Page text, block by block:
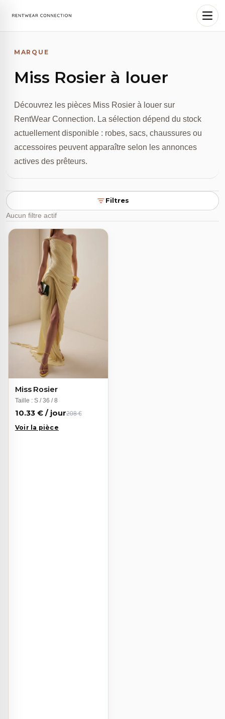
MARQUE
Miss Rosier à louer
Découvrez les pièces Miss Rosier à louer sur
RentWear Connection. La sélection dépend du stock
actuellement disponible : robes, sacs, chaussures ou
accessoires peuvent apparaître selon les annonces
actives des prêteurs.
Filtres
Miss Rosier
Taille : S / 36 / 8
10.33 € / jour208 €
Voir la pièce